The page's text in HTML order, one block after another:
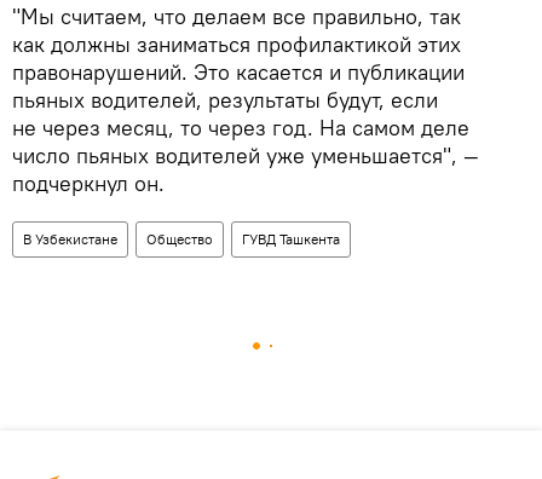
"Мы считаем, что делаем все правильно, так
как должны заниматься профилактикой этих
правонарушений. Это касается и публикации
пьяных водителей, результаты будут, если
не через месяц, то через год. На самом деле
число пьяных водителей уже уменьшается", —
подчеркнул он.
В Узбекистане Общество ГУВД Ташкента